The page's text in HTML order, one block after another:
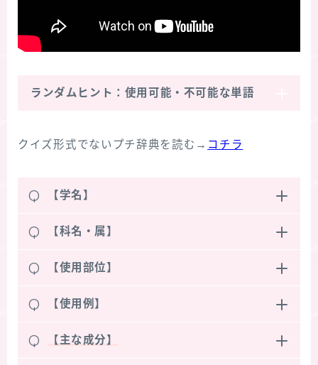
ランダムヒント：使用可能・不可能な単語
クイズ形式でないプチ辞典を読む→ コチラ
Q 【学名】
Q 【科名・属】
Q 【使用部位】
Q 【使用例】
Q 【主な成分】